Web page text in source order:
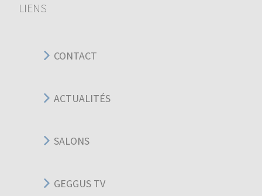
LIENS
CONTACT
ACTUALITÉS
SALONS
GEGGUS TV